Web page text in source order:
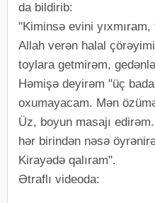
da bildirib:
"Kiminsə evini
Allah verən halal
toylara getmirəm,
Həmişə deyirəm "üç
oxumayacam. Mən
Üz, boyun masajı
hər birindən nəsə
Kirayədə qalıram".
Ətraflı videoda: